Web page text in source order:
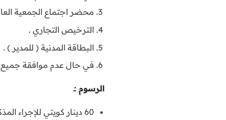
محضر اجتماع الجمعية
الترخيص التجاري .
البطاقة المدنية ( للمدير ) .
في حال عدم موافقة جميع الشركاء تتبع
الرسوم :ـ
60 دينار كويتي للإجراء المذكور .